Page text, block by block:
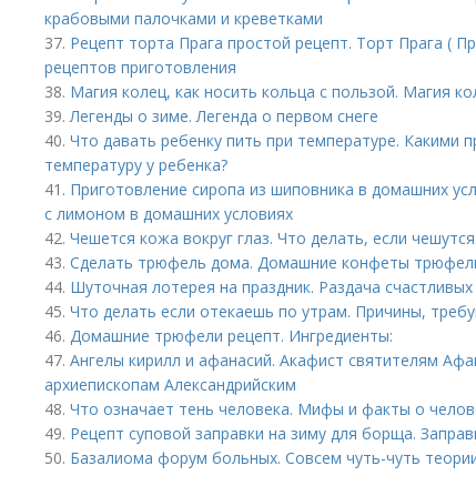
крабовыми палочками и креветками
37. Рецепт торта Прага простой рецепт. Торт Прага (
рецептов приготовления
38. Магия колец, как носить кольца с пользой. Магия
39.Легенды о зиме. Легенда о первом снеге
40. Что давать ребенку пить при температуре. Какими
температуру у ребенка?
41. Приготовление сиропа из шиповника в домашних
с лимоном в домашних условиях
42. Чешется кожа вокруг глаз. Что делать, если
43. Сделать трюфель дома. Домашние конфеты
44. Шуточная лотерея на праздник. Раздача
45. Что делать если отекаешь по утрам. Причины,
46. Домашние трюфели рецепт. Ингредиенты:
47. Ангелы кирилл и афанасий. Акафист святителям
архиепископам Александрийским
48. Что означает тень человека. Мифы и факты о
49. Рецепт суповой заправки на зиму для борща.
50. Базалиома форум больных. Совсем чуть-чуть